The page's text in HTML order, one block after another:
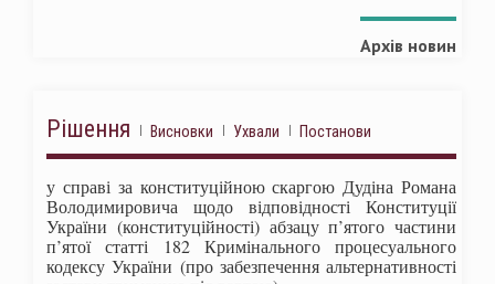
Архів новин
Рішення Висновки Ухвали Постанови
у справі за конституційною скаргою Дудіна Романа
Володимировича щодо відповідності Конституції
України (конституційності) абзацу п’ятого частини
п’ятої статті 182 Кримінального процесуального
кодексу України (про забезпечення альтернативності